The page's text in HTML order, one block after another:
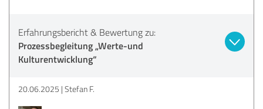
Erfahrungsbericht & Bewertung zu:
Prozessbegleitung „Werte-und
Kulturentwicklung“
20.06.2025 Stefan F.